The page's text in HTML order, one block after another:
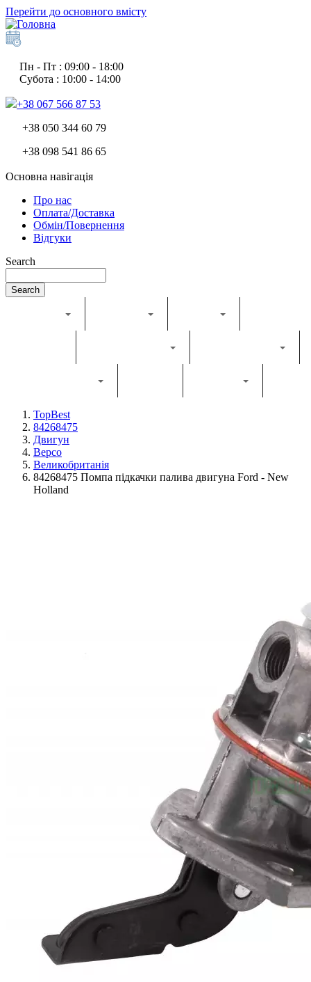
Перейти до основного вмісту
Пн - Пт : 09:00 - 18:00
Субота : 10:00 - 14:00
+38 067 566 87 53
+38 050 344 60 79
+38 098 541 86 65
Основна навігація
Про нас
Оплата/Доставка
Обмін/Повернення
Відгуки
Search
Search
TopBest
84268475
Двигун
Bepco
Великобританія
84268475 Помпа підкачки палива двигуна Ford - New
Holland